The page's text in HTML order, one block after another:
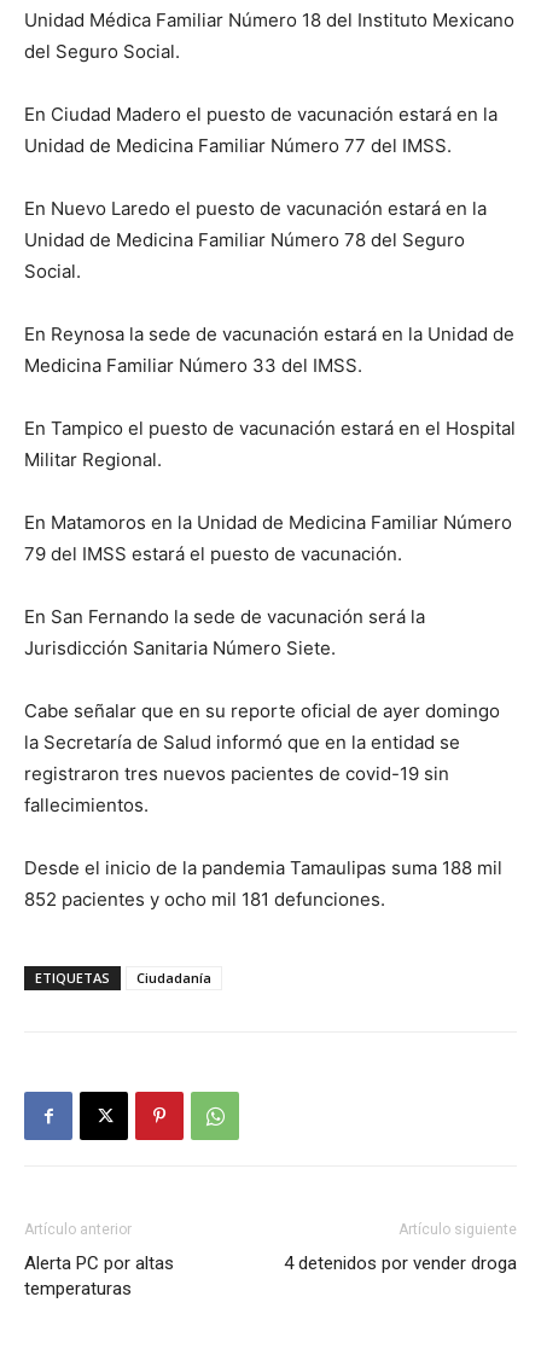
Unidad Médica Familiar Número 18 del Instituto Mexicano
del Seguro Social.
En Ciudad Madero el puesto de vacunación estará en la
Unidad de Medicina Familiar Número 77 del IMSS.
En Nuevo Laredo el puesto de vacunación estará en la
Unidad de Medicina Familiar Número 78 del Seguro
Social.
En Reynosa la sede de vacunación estará en la Unidad de
Medicina Familiar Número 33 del IMSS.
En Tampico el puesto de vacunación estará en el Hospital
Militar Regional.
En Matamoros en la Unidad de Medicina Familiar Número
79 del IMSS estará el puesto de vacunación.
En San Fernando la sede de vacunación será la
Jurisdicción Sanitaria Número Siete.
Cabe señalar que en su reporte oficial de ayer domingo
la Secretaría de Salud informó que en la entidad se
registraron tres nuevos pacientes de covid-19 sin
fallecimientos.
Desde el inicio de la pandemia Tamaulipas suma 188 mil
852 pacientes y ocho mil 181 defunciones.
ETIQUETAS Ciudadanía
Artículo anterior
Alerta PC por altas
temperaturas
Artículo siguiente
4 detenidos por vender droga